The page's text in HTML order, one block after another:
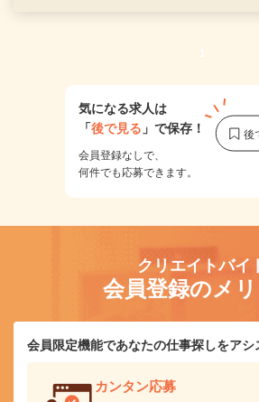
1
気になる求人は
「後で見る 」で保存！
会員登録なしで、
何件でも応募できます。
クリエイトバイ
会員登録のメ
会員限定機能であなたの仕事探しをアシ
カンタン応募